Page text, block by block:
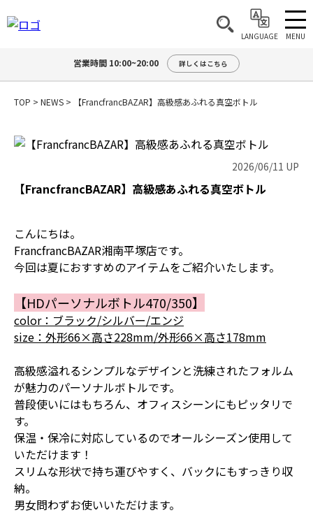
LANGUAGE MENU
営業時間 10:00~20:00 詳しくはこちら
TOP > NEWS > 【FrancfrancBAZAR】高級感あふれる真空ボトル
2026/06/11 UP
【FrancfrancBAZAR】高級感あふれる真空ボトル
こんにちは。
FrancfrancBAZAR湘南平塚店です。
今回は夏におすすめのアイテムをご紹介いたします。
【HDパーソナルボトル470/350】
color：ブラック/シルバー/エンジ
size：外形66×高さ228mm/外形66×高さ178mm
高級感溢れるシンプルなデザインと洗練されたフォルム
が魅力のパーソナルボトルです。
普段使いにはもちろん、オフィスシーンにもピッタリで
す。
保温・保冷に対応しているのでオールシーズン使用して
いただけます！
スリムな形状で持ち運びやすく、バックにもすっきり収
納。
男女問わずお使いいただけます。